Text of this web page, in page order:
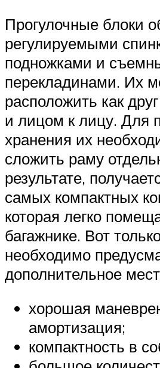
Прогулочные блоки
регулируемыми
подножками и
перекладинами. Их
расположить как
и лицом к лицу. Для
хранения их
сложить раму
результате,
самых компактных
которая легко
багажнике. Вот
необходимо
дополнительное
хорошая
амортизация;
компактность в